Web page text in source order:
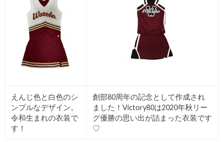
えんじ色と白色のシ
ンプルなデザイン。
令和生まれの衣装で
す！
創部80周年の記念として作成され
ました！Victory80は2020年秋リー
グ優勝の思い出が詰まった衣装です
♡